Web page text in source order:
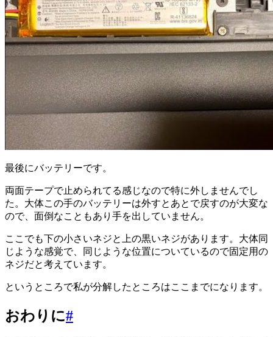
最後にバッテリーです。
両面テープで止められてる感じなので特に外しませんでし
た。大体この手のバッテリーは外すとあとで戻すのが大変な
ので、面倒なこともあり手を出していません。
ここでも下の小さいネジと上の黒いネジがあります。大体同
じような感覚で、同じような位置についているので固定用の
ネジだと考えています。
というところで私が分解したところはここまでになります。
おわりに#